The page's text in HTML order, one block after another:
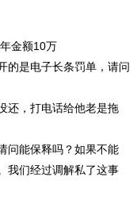
金额10万
的是电子长条罚单，请问
还，打电话给他老是拖
问能保释吗？如果不能
我们经过调解私了这事